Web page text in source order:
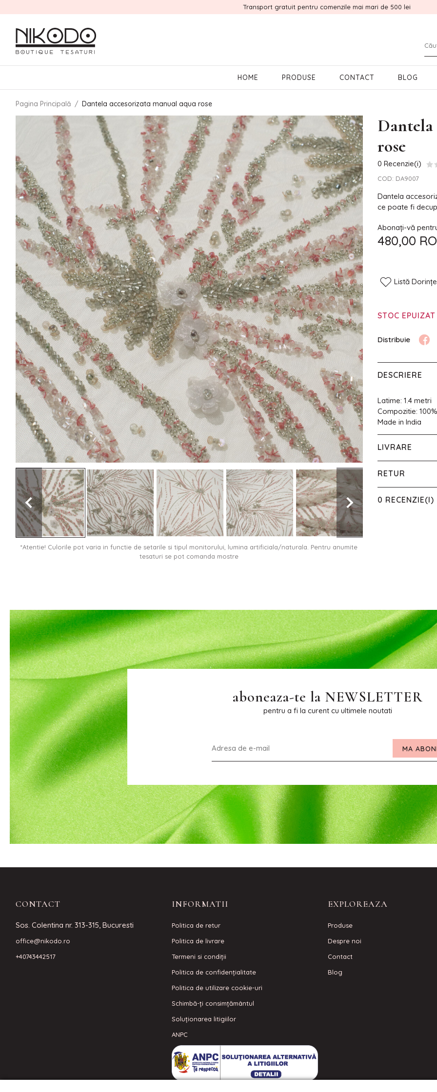
Transport gratuit pentru comenzile mai mari de 500 lei
HOME PRODUSE CONTACT BLOG
Pagina Principală / Dantela accesorizata manual aqua rose
*Atentie! Culorile pot varia in functie de setarile si tipul monitorului, lumina artificiala/naturala. Pentru anumite
tesaturi se pot comanda mostre
Dantela
rose
0 Recenzie(i)
COD: DA9007
Dantela
ce poate fi
Abonați-vă
480,00
Listă Dorințe
STOC EPUIZAT
DESCRIERE
Latime: 1.4 metri
Compozitie:
Made in India
LIVRARE
RETUR
0 RECENZIE(I)
aboneaza-te la NEWSLETTER
pentru a fi la curent cu ultimele noutati
MA
CONTACT
Sos. Colentina nr. 313-315, Bucuresti
office@nikodo.ro
+40743442517
INFORMATII
Politica de retur
Politica de livrare
Termeni si condiţii
Politica de confidenţialitate
Politica de utilizare cookie-uri
Schimbă-ți consimțământul
Soluționarea litigiilor
ANPC
EXPLOREAZA
Produse
Despre noi
Contact
Blog